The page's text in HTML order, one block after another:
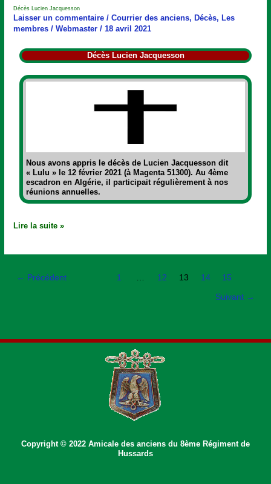
Décès Lucien Jacquesson
Laisser un commentaire /Courrier des anciens, Décès, Les
membres /Webmaster/18 avril 2021
Décès Lucien Jacquesson
Nous avons appris le décès de Lucien Jacquesson dit
« Lulu » le 12 février 2021 (à Magenta 51300). Au 4ème
escadron en Algérie, il participait régulièrement à nos
réunions annuelles.
Jacquesson
Lire la suite »
← Précédent 1 … 12 13 14 15
Suivant →
Copyright © 2022 Amicale des anciens du 8ème Régiment de
Hussards